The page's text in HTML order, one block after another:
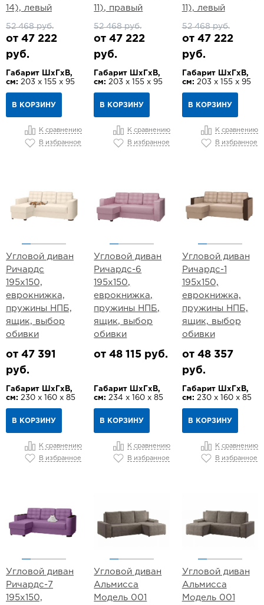
14), левый
52 468 руб.
от 47 222
руб.
Габарит ШхГхВ,
см: 203 х 155 х 95
В КОРЗИНУ
К сравнению
В избранное
11), правый
52 468 руб.
от 47 222
руб.
Габарит ШхГхВ,
см: 203 х 155 х 95
В КОРЗИНУ
К сравнению
В избранное
11), левый
52 468 руб.
от 47 222
руб.
Габарит ШхГхВ,
см: 203 х 155 х 95
В КОРЗИНУ
К сравнению
В избранное
Угловой диван
Ричардс
195х150,
еврокнижка,
пружины НПБ,
ящик, выбор
обивки
от 47 391
руб.
Габарит ШхГхВ,
см: 230 х 160 х 85
В КОРЗИНУ
К сравнению
В избранное
Угловой диван
Ричардс-6
195х150,
еврокнижка,
пружины НПБ,
ящик, выбор
обивки
от 48 115 руб.
Габарит ШхГхВ,
см: 234 х 160 х 85
В КОРЗИНУ
К сравнению
В избранное
Угловой диван
Ричардс-1
195х150,
еврокнижка,
пружины НПБ,
ящик, выбор
обивки
от 48 357
руб.
Габарит ШхГхВ,
см: 230 х 160 х 85
В КОРЗИНУ
К сравнению
В избранное
Угловой диван
Ричардс-7
195х150,
Угловой диван
Альмисса
Модель 001
Угловой диван
Альмисса
Модель 001